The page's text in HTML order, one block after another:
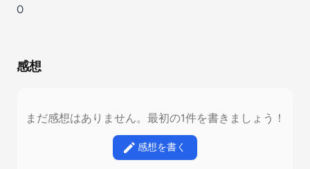
0
感想
まだ感想はありません。最初の1件を書きましょう！
感想を書く